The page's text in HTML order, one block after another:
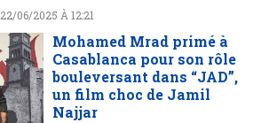
22/06/2025 À 12:21
Mohamed Mrad primé à
Casablanca pour son rôle
bouleversant dans “JAD”,
un film choc de Jamil
Najjar